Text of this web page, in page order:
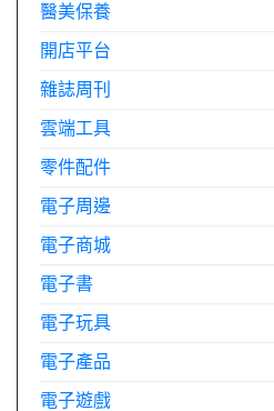
醫美保養
開店平台
雜誌周刊
雲端工具
零件配件
電子周邊
電子商城
電子書
電子玩具
電子產品
電子遊戲